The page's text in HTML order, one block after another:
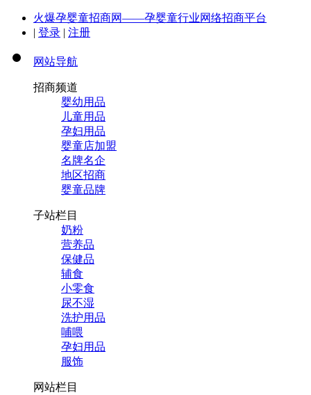
火爆孕婴童招商网——孕婴童行业网络招商平台
| 登录 | 注册
网站导航
招商频道
婴幼用品
儿童用品
孕妇用品
婴童店加盟
名牌名企
地区招商
婴童品牌
子站栏目
奶粉
营养品
保健品
辅食
小零食
尿不湿
洗护用品
哺喂
孕妇用品
服饰
网站栏目